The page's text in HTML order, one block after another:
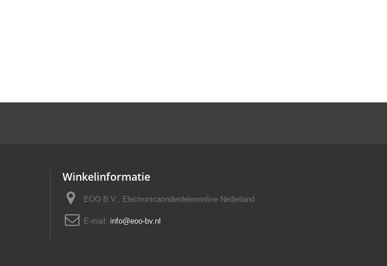
Winkelinformatie
EOO B.V., Electronicaonderdelenonline Nederland
E-mail: info@eoo-bv.nl